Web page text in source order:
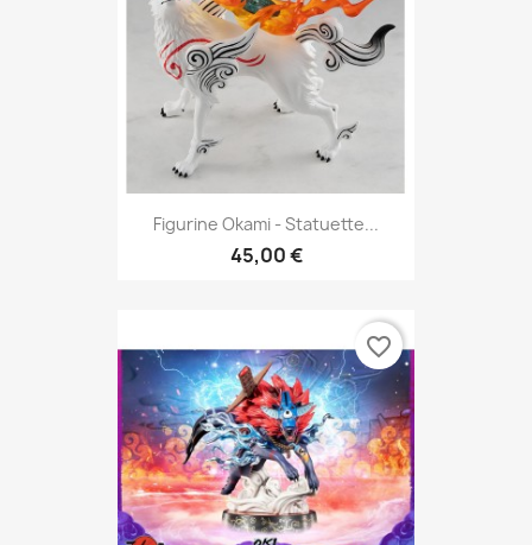
Figurine Okami - Statuette...
45,00 €
favorite_border